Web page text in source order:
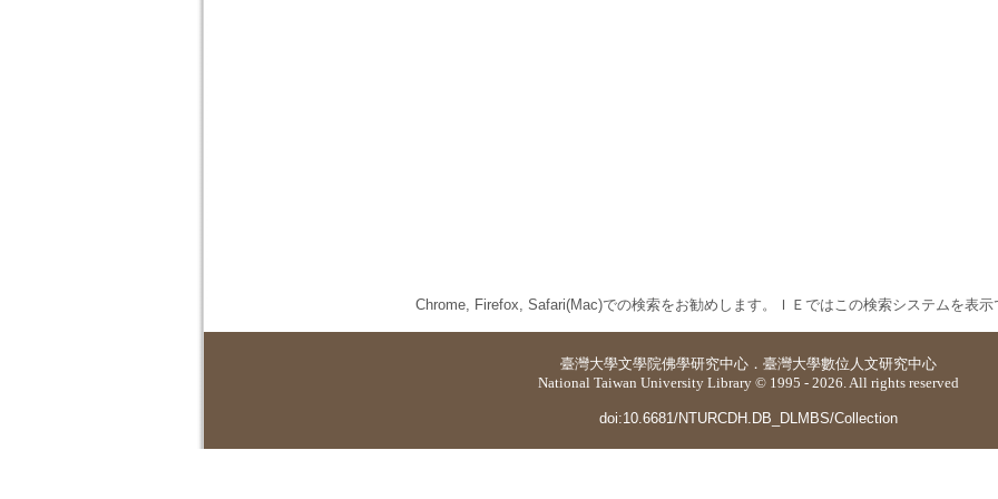
Chrome, Firefox, Safari(Mac)での検索をお勧めします。ＩＥではこの検索システムを表示
臺灣大學文學院佛學研究中心 ． 臺灣大學數位人文研究中心
National Taiwan University Library © 1995 - 2026. All rights reserved
doi:10.6681/NTURCDH.DB_DLMBS/Collection